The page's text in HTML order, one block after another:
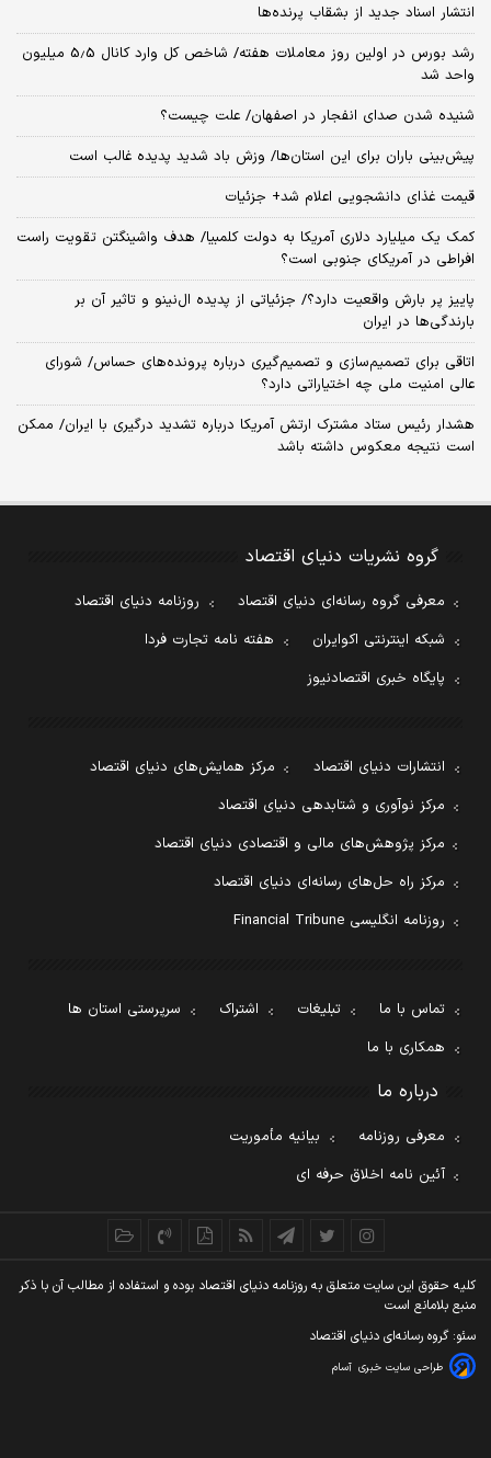
انتشار اسناد جدید از بشقاب پرنده‌ها
رشد بورس در اولین روز معاملات هفته/ شاخص کل وارد کانال 5.5 میلیون
واحد شد
شنیده شدن صدای انفجار در اصفهان/ علت چیست؟
پیش‌بینی باران برای این استان‌ها/ وزش باد شدید پدیده غالب است
قیمت غذای دانشجویی اعلام شد+ جزئیات
کمک یک میلیارد دلاری آمریکا به دولت کلمبیا/ هدف واشینگتن تقویت راست
افراطی در آمریکای جنوبی است؟
پاییز پر بارش واقعیت دارد؟/ جزئیاتی از پدیده ال‌نینو و تاثیر آن بر
بارندگی‌ها در ایران
اتاقی برای تصمیم‌سازی و تصمیم‌گیری درباره پرونده‌های حساس/ شورای
عالی امنیت ملی چه اختیاراتی دارد؟
هشدار رئیس ستاد مشترک ارتش آمریکا درباره تشدید درگیری با ایران/ ممکن
است نتیجه معکوس داشته باشد
گروه نشریات دنیای اقتصاد
معرفی گروه رسانه‌ای دنیای اقتصاد
روزنامه دنیای اقتصاد
شبکه اینترنتی اکوایران
هفته نامه تجارت فردا
پایگاه خبری اقتصادنیوز
انتشارات دنیای اقتصاد
مرکز همایش‌های دنیای اقتصاد
مرکز نوآوری و شتابدهی دنیای اقتصاد
مرکز پژوهش‌های مالی و اقتصادی دنیای اقتصاد
مرکز راه حل‌های رسانه‌ای دنیای اقتصاد
روزنامه انگلیسی Financial Tribune
تماس با ما تبلیغات اشتراک
سرپرستی استان ها
همکاری با ما
درباره ما
معرفی روزنامه
بیانیه مأموریت
آئین نامه اخلاق حرفه ای
کليه حقوق اين سايت متعلق به روزنامه دنيای اقتصاد بوده و استفاده از مطالب آن با ذکر
منبع بلامانع است
سئو: گروه رسانه‌ای دنیای اقتصاد
طراحی سایت خبری آسام